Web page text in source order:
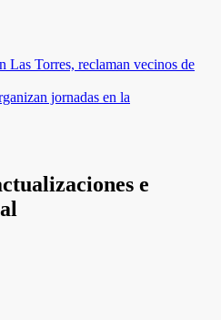
Las Torres, reclaman vecinos de
jornadas en la
e